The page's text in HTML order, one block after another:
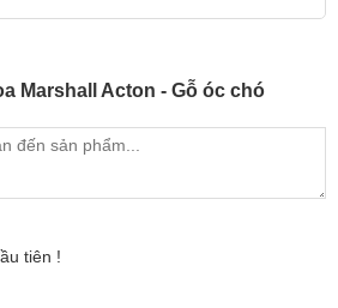
Marshall Acton - Gỗ óc chó
tiên !